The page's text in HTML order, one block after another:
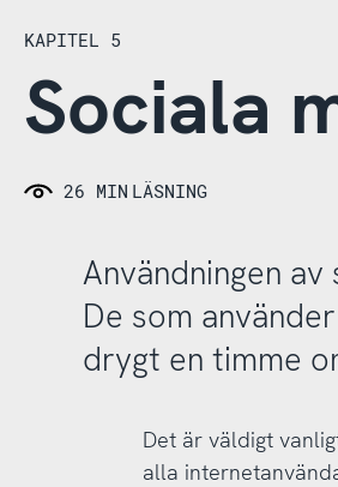
KAPITEL 5
Sociala
26 MIN LÄSNING
Användningen
De som
drygt en timme
Det är väldigt
alla